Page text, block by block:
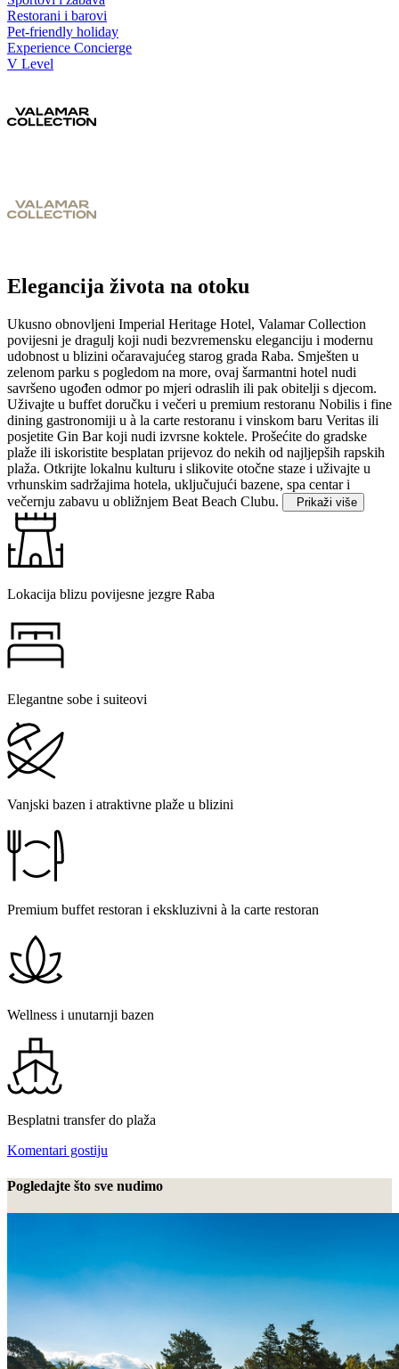
Restorani i barovi
Pet-friendly holiday
Experience Concierge
V Level
Elegancija života na otoku
Ukusno obnovljeni Imperial Heritage Hotel, Valamar Collection
povijesni je dragulj koji nudi bezvremensku eleganciju i modernu
udobnost u blizini očaravajućeg starog grada Raba. Smješten u
zelenom parku s pogledom na more, ovaj šarmantni hotel nudi
savršeno ugođen odmor po mjeri odraslih ili pak obitelji s djecom.
Uživajte u buffet doručku i večeri u premium restoranu Nobilis i fine
dining gastronomiji u à la carte restoranu i vinskom baru Veritas ili
posjetite Gin Bar koji nudi izvrsne koktele. Prošećite do gradske
plaže ili iskoristite besplatan prijevoz do nekih od najljepših rapskih
plaža. Otkrijte lokalnu kulturu i slikovite otočne staze i uživajte u
vrhunskim sadržajima hotela, uključujući bazene, spa centar i
večernju zabavu u obližnjem Beat Beach Clubu.
Prikaži više
Lokacija blizu povijesne jezgre Raba
Elegantne sobe i suiteovi
Vanjski bazen i atraktivne plaže u blizini
Premium buffet restoran i ekskluzivni à la carte restoran
Wellness i unutarnji bazen
Besplatni transfer do plaža
Komentari gostiju
Pogledajte što sve nudimo